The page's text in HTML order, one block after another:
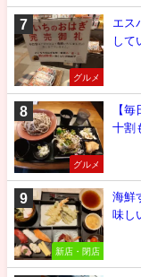
グルメ
エス
して
グルメ
【
十割
新店・閉店
海鮮
味し